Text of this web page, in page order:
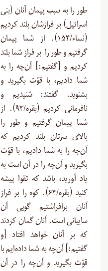
طور را به سبب پیمان آنان (بنی
اسرائیل) بر فرازشان بلند کردیم
(نساء/۱۵۴). از شما پیمان
گرفتیم و طور را بر فراز شما بلند
کردیم و [گفتیم:] آن‌چه را به
شما دادیم، با قوّت بگیرید و
بشنوید. گفتند: شنیدیم و
نافرمانی کردیم (بقره/۹۳). از
شما پیمان گرفتیم و طور را
بالای سرتان بلند کردیم که
آن‌چه را به شما دادیم، با قوّت
بگیرید و آن‌چه را در آن است به
یاد آورید، باشد که تقوا پیشه
کنید (بقره/۶۳). کوه را بر فراز
آنان برافراشتیم گویی آن
سایبانی است. آنان گمان کردند
که بر آنان خواهد افتاد [و
گفتیم:] آن‎‌چه به شما داده‌ایم با
قوّت بگیرید و آن‌چه را در آن